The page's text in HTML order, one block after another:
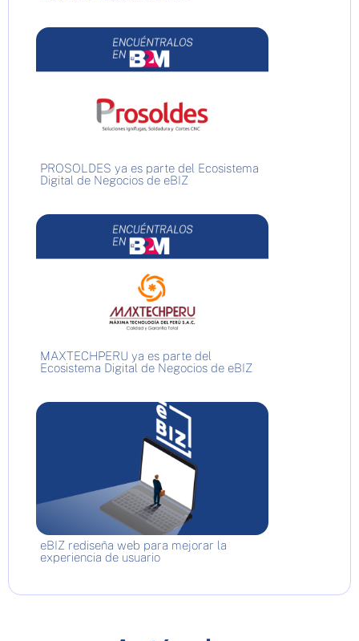
PROSOLDES ya es parte del Ecosistema
Digital de Negocios de eBIZ
MAXTECHPERU ya es parte del
Ecosistema Digital de Negocios de eBIZ
eBIZ rediseña web para mejorar la
experiencia de usuario